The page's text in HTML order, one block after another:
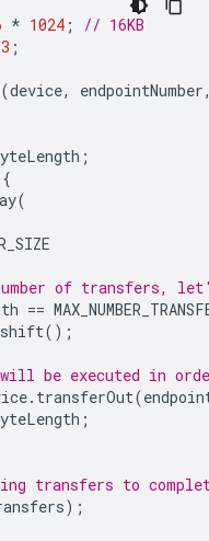
* 1024 ;
// 16KB
3 ;
(device, endpointNumber
;
{
(
of transfers,
==
shift();
be executed in
. transferOut(
;
transfers to
);